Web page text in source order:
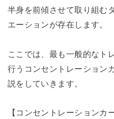
半身を前傾させて取り組む
エーションが存在します。
ここでは、最も一般的なト
行うコンセントレーション
説をしていきます。
【コンセントレーションカ